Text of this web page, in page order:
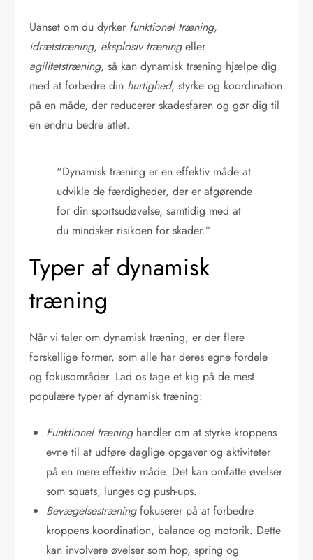
Uanset om du dyrker funktionel træning,
idrætstræning, eksplosiv træningeller
agilitetstræning, så kan dynamisk træning hjælpe dig
med at forbedre din hurtighed, styrke og koordination
på en måde, der reducerer skadesfaren og gør dig til
en endnu bedre atlet.
“Dynamisk træning er en effektiv måde at
udvikle de færdigheder, der er afgørende
for din sportsudøvelse, samtidig med at
du mindsker risikoen for skader.”
Typer af dynamisk
træning
Når vi taler om dynamisk træning, er der flere
forskellige former, som alle har deres egne fordele
og fokusområder. Lad os tage et kig på de mest
populære typer af dynamisk træning:
Funktionel træninghandler om at styrke kroppens
evne til at udføre daglige opgaver og aktiviteter
på en mere effektiv måde. Det kan omfatte øvelser
som squats, lunges og push-ups.
Bevægelsestræningfokuserer på at forbedre
kroppens koordination, balance og motorik. Dette
kan involvere øvelser som hop, spring og